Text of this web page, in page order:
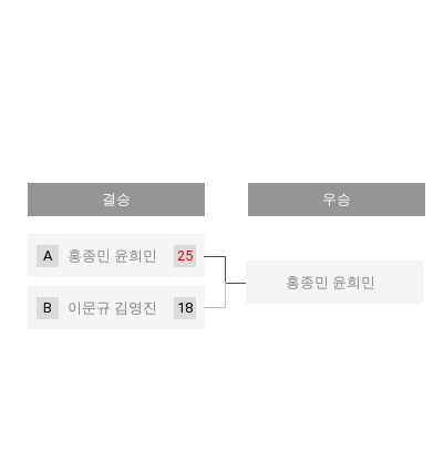
결승 우승
A 홍종민 윤희민 25
B 이문규 김영진 18
홍종민 윤희민